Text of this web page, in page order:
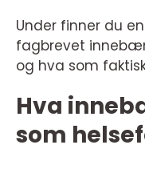
Under finner du
fagbrevet
og hva som
Hva
som